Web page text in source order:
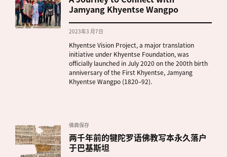
Jamyang Khyentse Wangpo
2023年3 月7日
Khyentse Vision Project, a major translation
initiative under Khyentse Foundation, was
officially launched in July 2020 on the 200th birth
anniversary of the First Khyentse, Jamyang
Khyentse Wangpo (1820–92).
佛典保存
两千年前的犍陀罗语佛教写本永久落户
于巴基斯坦